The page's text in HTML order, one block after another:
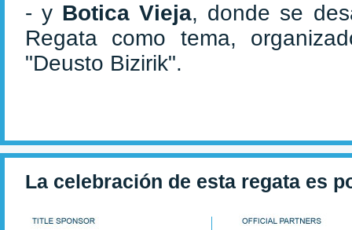
- y Botica Vieja, donde se
Regata como tema,
"Deusto Bizirik".
La celebración de esta regata es